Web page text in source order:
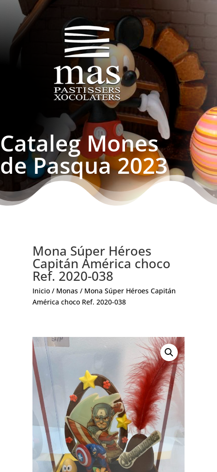
Cataleg Mones
de Pasqua 2023
Mona Súper Héroes
Capitán América choco
Ref. 2020-038
Inicio / Monas / Mona Súper Héroes Capitán
América choco Ref. 2020-038